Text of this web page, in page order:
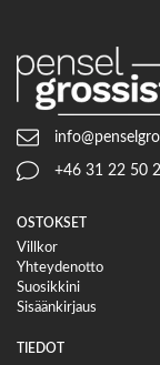
+46 31 22 50
OSTOKSET
Villkor
Yhteydenotto
Suosikkini
Sisäänkirjaus
TIEDOT